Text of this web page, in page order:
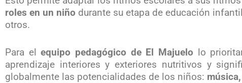
roles en un niño durante su etapa de educación
otros.
Para elequipo pedagógico de El Majuelo lo
aprendizaje interiores y exteriores nutritivos y
globalmente las potencialidades de los niños: